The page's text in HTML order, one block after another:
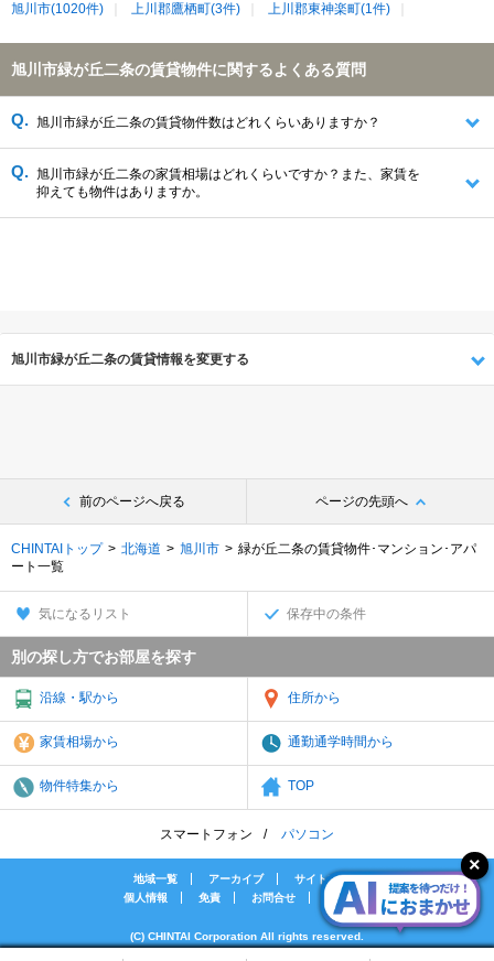
旭川市(1020件) 上川郡鷹栖町(3件) 上川郡東神楽町(1件)
旭川市緑が丘二条の賃貸物件に関するよくある質問
旭川市緑が丘二条の賃貸物件数はどれくらいありますか？
旭川市緑が丘二条の家賃相場はどれくらいですか？また、家賃を
抑えても物件はありますか。
旭川市緑が丘二条の賃貸情報を変更する
前のページへ戻る ページの先頭へ
CHINTAIトップ 北海道 旭川市
緑が丘二条の賃貸物件･マンション･アパ
ート一覧
気になるリスト 保存中の条件
別の探し方でお部屋を探す
沿線・駅から 住所から
家賃相場から 通勤通学時間から
物件特集から TOP
スマートフォン パソコン
地域一覧 アーカイブ
サイトマップ
個人情報
免責 お問合せ 会社案内
(C) CHINTAI Corporation All rights reserved.